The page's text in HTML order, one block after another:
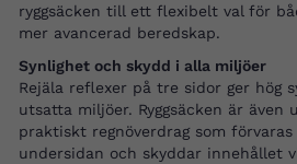
ryggsäcken till ett flexibelt val för
mer avancerad beredskap.
Synlighet och skydd i alla miljöer
Rejäla reflexer på tre sidor ger hög
utsatta miljöer. Ryggsäcken är
praktiskt regnöverdrag som
undersidan och skyddar innehållet